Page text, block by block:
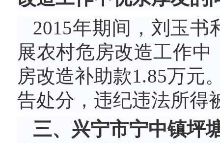
2015年期间，刘玉
展农村危房改造工作
房改造补助款1.85万元
告处分，违纪违法所得
三、兴宁市宁中镇坪